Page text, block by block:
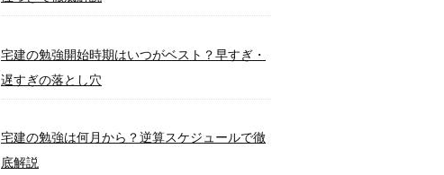
宅建の勉強開始時期はいつがベスト？早すぎ・
遅すぎの落とし穴
宅建の勉強は何月から？逆算スケジュールで徹
底解説